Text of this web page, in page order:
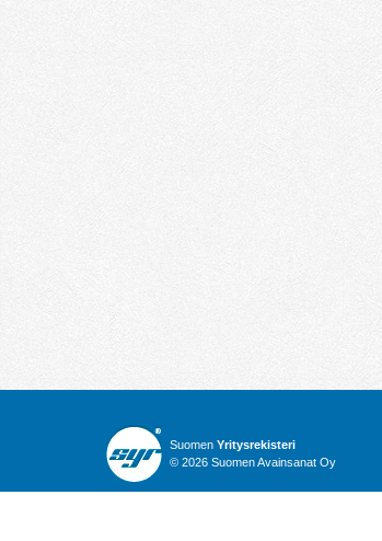
Suomen Yritysrekisteri
© 2026 Suomen Avainsanat Oy